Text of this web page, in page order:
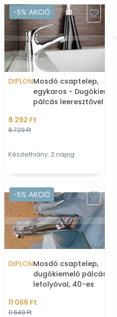
-5% AKCIÓ
DIPLONMosdó csaptelep,
egykaros - Dugókiemelő
pálcás leeresztővel -
8 292 Ft
8 729 Ft
Készlethiány: 2 napig
-5% AKCIÓ
DIPLONMosdó csaptelep,
dugókiemelő pálcás
lefolyóval, 40-es
Krómozott (ST0312DS)
11 066 Ft
11 649 Ft